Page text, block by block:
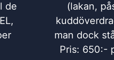
de
(lakan,
man dock
Pris: 650:-